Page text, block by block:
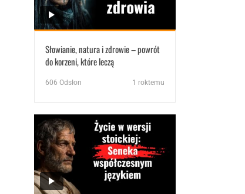
Słowianie, natura i zdrowie – powrót
do korzeni, które leczą
606 Odsłon 1 roktemu